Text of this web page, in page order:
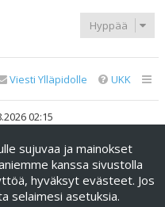
Hyppää
UKK
Viesti Ylläpidolle
02:15
® Forum Software ©
harritapio, Pettis)
PixelGoose Studio
sujuvaa ja mainokset
kanssa sivustolla
hyväksyt evästeet. Jos
selaimesi asetuksia.